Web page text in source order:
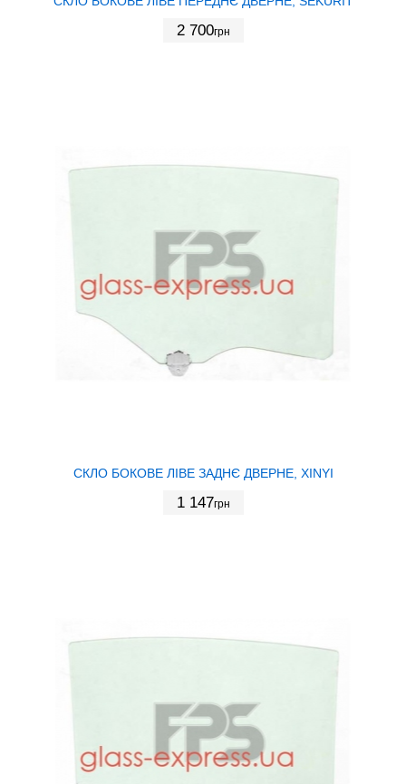
2 700грн
СКЛО БОКОВЕ ЛІВЕ ЗАДНЄ ДВЕРНЕ, XINYI
1 147грн